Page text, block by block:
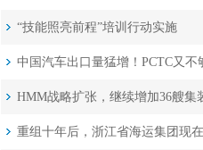
“技能照亮前程”培训行动实施
中国汽车出口量猛增！PCTC又
HMM战略扩张，继续增加36艘集
重组十年后，浙江省海运集团现